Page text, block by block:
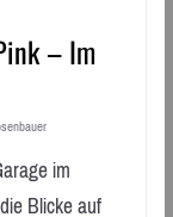
– Im
im
Blicke auf